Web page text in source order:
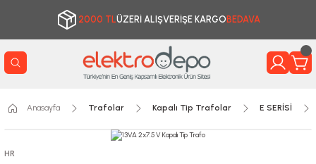
2000 TLÜZERİ ALIŞVERİŞE KARGO BEDAVA
Anasayfa Trafolar Kapalı Tip Trafolar E SERİSİ
HR